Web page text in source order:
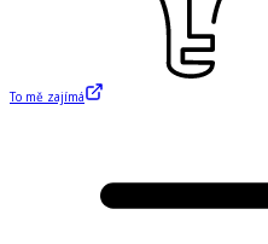
To mě zajímá